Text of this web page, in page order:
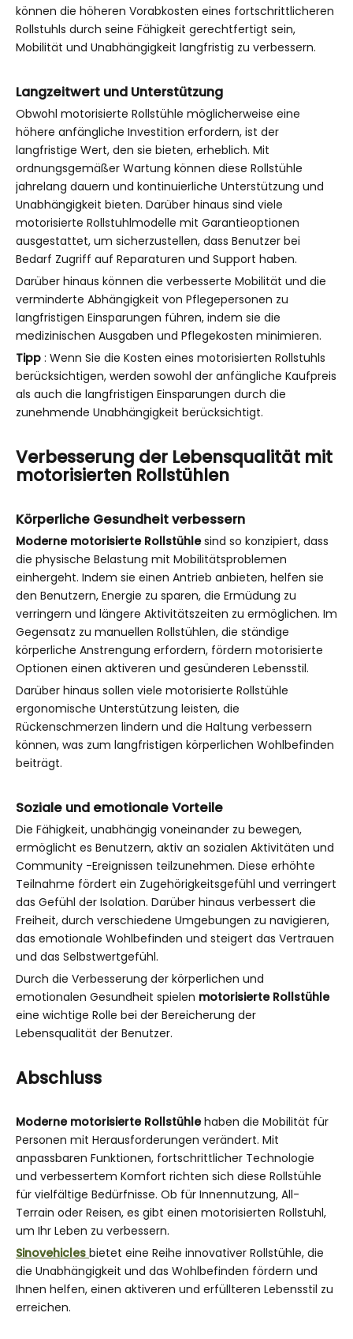
können die höheren Vorabkosten eines fortschrittlicheren
Rollstuhls durch seine Fähigkeit gerechtfertigt sein,
Mobilität und Unabhängigkeit langfristig zu verbessern.
Langzeitwert und Unterstützung
Obwohl motorisierte Rollstühle möglicherweise eine
höhere anfängliche Investition erfordern, ist der
langfristige Wert, den sie bieten, erheblich. Mit
ordnungsgemäßer Wartung können diese Rollstühle
jahrelang dauern und kontinuierliche Unterstützung und
Unabhängigkeit bieten. Darüber hinaus sind viele
motorisierte Rollstuhlmodelle mit Garantieoptionen
ausgestattet, um sicherzustellen, dass Benutzer bei
Bedarf Zugriff auf Reparaturen und Support haben.
Darüber hinaus können die verbesserte Mobilität und die
verminderte Abhängigkeit von Pflegepersonen zu
langfristigen Einsparungen führen, indem sie die
medizinischen Ausgaben und Pflegekosten minimieren.
Tipp : Wenn Sie die Kosten eines motorisierten Rollstuhls
berücksichtigen, werden sowohl der anfängliche Kaufpreis
als auch die langfristigen Einsparungen durch die
zunehmende Unabhängigkeit berücksichtigt.
Verbesserung der Lebensqualität mit
motorisierten Rollstühlen
Körperliche Gesundheit verbessern
Moderne motorisierte Rollstühlesind so konzipiert, dass
die physische Belastung mit Mobilitätsproblemen
einhergeht. Indem sie einen Antrieb anbieten, helfen sie
den Benutzern, Energie zu sparen, die Ermüdung zu
verringern und längere Aktivitätszeiten zu ermöglichen. Im
Gegensatz zu manuellen Rollstühlen, die ständige
körperliche Anstrengung erfordern, fördern motorisierte
Optionen einen aktiveren und gesünderen Lebensstil.
Darüber hinaus sollen viele motorisierte Rollstühle
ergonomische Unterstützung leisten, die
Rückenschmerzen lindern und die Haltung verbessern
können, was zum langfristigen körperlichen Wohlbefinden
beiträgt.
Soziale und emotionale Vorteile
Die Fähigkeit, unabhängig voneinander zu bewegen,
ermöglicht es Benutzern, aktiv an sozialen Aktivitäten und
Community -Ereignissen teilzunehmen. Diese erhöhte
Teilnahme fördert ein Zugehörigkeitsgefühl und verringert
das Gefühl der Isolation. Darüber hinaus verbessert die
Freiheit, durch verschiedene Umgebungen zu navigieren,
das emotionale Wohlbefinden und steigert das Vertrauen
und das Selbstwertgefühl.
Durch die Verbesserung der körperlichen und
emotionalen Gesundheit spielen motorisierte Rollstühle
eine wichtige Rolle bei der Bereicherung der
Lebensqualität der Benutzer.
Abschluss
Moderne motorisierte Rollstühlehaben die Mobilität für
Personen mit Herausforderungen verändert. Mit
anpassbaren Funktionen, fortschrittlicher Technologie
und verbessertem Komfort richten sich diese Rollstühle
für vielfältige Bedürfnisse. Ob für Innennutzung, All-
Terrain oder Reisen, es gibt einen motorisierten Rollstuhl,
um Ihr Leben zu verbessern.
Sinovehicles bietet eine Reihe innovativer Rollstühle, die
die Unabhängigkeit und das Wohlbefinden fördern und
Ihnen helfen, einen aktiveren und erfüllteren Lebensstil zu
erreichen.